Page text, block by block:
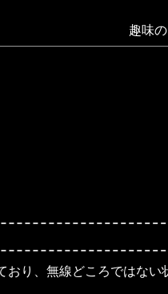
趣味
り、無線どころではない